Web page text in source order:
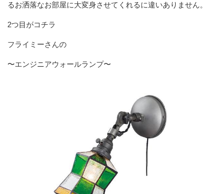
るお洒落なお部屋に大変身させてくれるに違いありません。
2つ目がコチラ
フライミーさんの
〜エンジニアウォールランプ〜